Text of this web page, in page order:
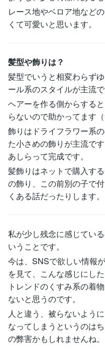
レース地やベロア地など
くて可愛いと思います。
髪型や飾りは？
髪型でいうと相変わらず
ール系のスタイルが主流で
ヘアーを作る側からする
らないので助かってます（
飾りはドライフラワー系
た小さめの飾りが主流で
あしらって完成です。
髪飾りはネットで購入す
の飾り、この前別の子で
くある話だったりします。
私が少し残念に感じてい
いうことです。
今は、SNSで欲しい情報
を見て、こんな感じにし
トレンドのくすみ系の着
ないと思うのです。
人と違う、被らないよう
なってしまうというのは
の弊害かもしれませんね。